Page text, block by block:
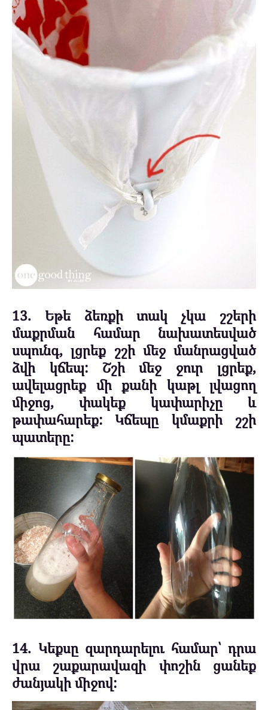
13. Եթե ձեռքի տակ չկա շշերի
մաքրման համար նախատեսված
սպունգ, լցրեք շշի մեջ մանրացված
ձվի կճեպ: Շշի մեջ ջուր լցրեք,
ավելացրեք մի քանի կաթլ լվացող
միջոց, փակեք կափարիչը և
թափահարեք: Կճեպը կմաքրի շշի
պատերը:
14. Կեքսը զարդարելու համար՝ դրա
վրա շաքարավազի փոշին ցանեք
ժանյակի միջով: